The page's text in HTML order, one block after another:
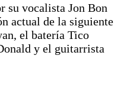
su vocalista Jon Bon
actual de la siguiente
el batería Tico
y el guitarrista